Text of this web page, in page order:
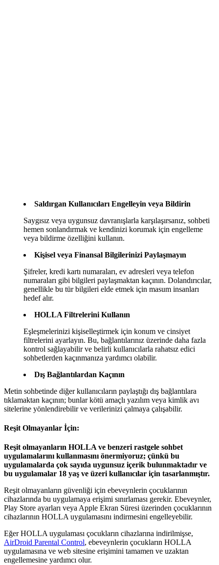
Saldırgan Kullanıcıları Engelleyin veya Bildirin
Saygısız veya uygunsuz davranışlarla karşılaşırsanız, sohbeti
hemen sonlandırmak ve kendinizi korumak için engelleme
veya bildirme özelliğini kullanın.
Kişisel veya Finansal Bilgilerinizi Paylaşmayın
Şifreler, kredi kartı numaraları, ev adresleri veya telefon
numaraları gibi bilgileri paylaşmaktan kaçının. Dolandırıcılar,
genellikle bu tür bilgileri elde etmek için masum insanları
hedef alır.
HOLLA Filtrelerini Kullanın
Eşleşmelerinizi kişiselleştirmek için konum ve cinsiyet
filtrelerini ayarlayın. Bu, bağlantılarınız üzerinde daha fazla
kontrol sağlayabilir ve belirli kullanıcılarla rahatsız edici
sohbetlerden kaçınmanıza yardımcı olabilir.
Dış Bağlantılardan Kaçının
Metin sohbetinde diğer kullanıcıların paylaştığı dış bağlantılara
tıklamaktan kaçının; bunlar kötü amaçlı yazılım veya kimlik avı
sitelerine yönlendirebilir ve verilerinizi çalmaya çalışabilir.
Reşit Olmayanlar İçin:
Reşit olmayanların HOLLA ve benzeri rastgele sohbet
uygulamalarını kullanmasını önermiyoruz; çünkü bu
uygulamalarda çok sayıda uygunsuz içerik bulunmaktadır ve
bu uygulamalar 18 yaş ve üzeri kullanıcılar için tasarlanmıştır.
Reşit olmayanların güvenliği için ebeveynlerin çocuklarının
cihazlarında bu uygulamaya erişimi sınırlaması gerekir. Ebeveynler,
Play Store ayarları veya Apple Ekran Süresi üzerinden çocuklarının
cihazlarının HOLLA uygulamasını indirmesini engelleyebilir.
Eğer HOLLA uygulaması çocukların cihazlarına indirilmişse,
AirDroid Parental Control, ebeveynlerin çocukların HOLLA
uygulamasına ve web sitesine erişimini tamamen ve uzaktan
engellemesine yardımcı olur.